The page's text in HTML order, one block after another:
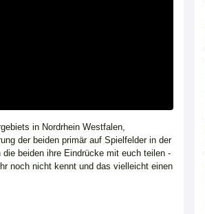
in Nordrhein Westfalen,
der beiden primär auf Spielfelder in der
beiden ihre Eindrücke mit euch teilen -
noch nicht kennt und das vielleicht einen